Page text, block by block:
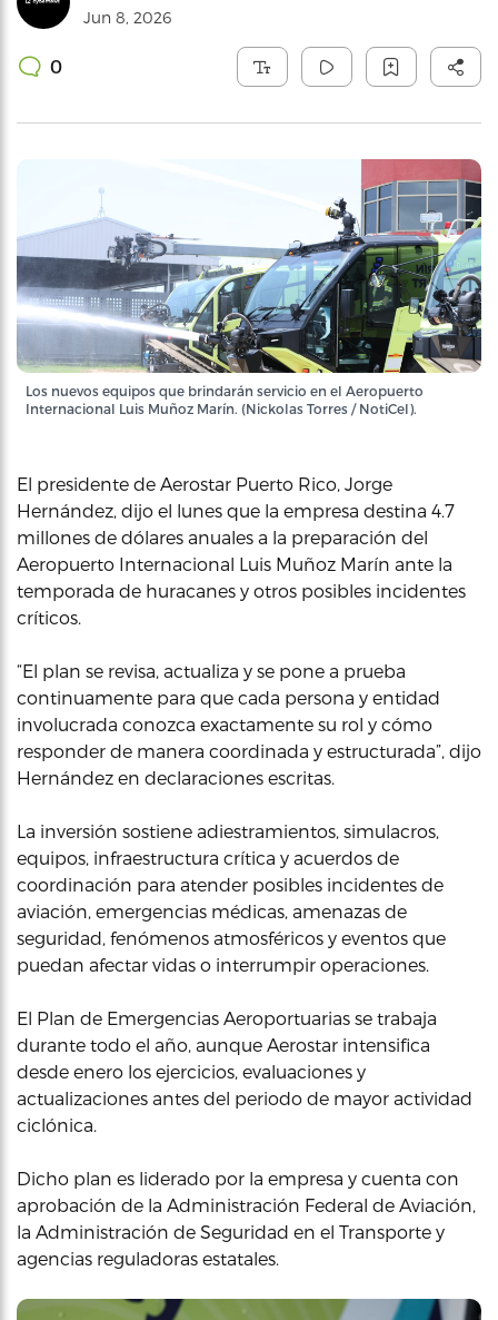
Jun 8, 2026
0
Los nuevos equipos que brindarán servicio en el Aeropuerto
Internacional Luis Muñoz Marín. (Nickolas Torres / NotiCel).
El presidente de Aerostar Puerto Rico, Jorge
Hernández, dijo el lunes que la empresa destina 4.7
millones de dólares anuales a la preparación del
Aeropuerto Internacional Luis Muñoz Marín ante la
temporada de huracanes y otros posibles incidentes
críticos.
“El plan se revisa, actualiza y se pone a prueba
continuamente para que cada persona y entidad
involucrada conozca exactamente su rol y cómo
responder de manera coordinada y estructurada”, dijo
Hernández en declaraciones escritas.
La inversión sostiene adiestramientos, simulacros,
equipos, infraestructura crítica y acuerdos de
coordinación para atender posibles incidentes de
aviación, emergencias médicas, amenazas de
seguridad, fenómenos atmosféricos y eventos que
puedan afectar vidas o interrumpir operaciones.
El Plan de Emergencias Aeroportuarias se trabaja
durante todo el año, aunque Aerostar intensifica
desde enero los ejercicios, evaluaciones y
actualizaciones antes del periodo de mayor actividad
ciclónica.
Dicho plan es liderado por la empresa y cuenta con
aprobación de la Administración Federal de Aviación,
la Administración de Seguridad en el Transporte y
agencias reguladoras estatales.